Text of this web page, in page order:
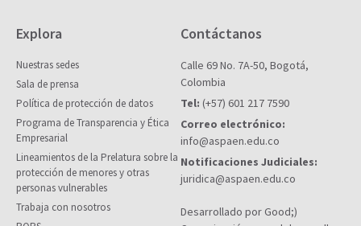
Explora
Nuestras sedes
Sala de prensa
Política de protección de datos
Programa de Transparencia y Ética
Empresarial
Lineamientos de la Prelatura sobre la
protección de menores y otras
personas vulnerables
Trabaja con nosotros
Contáctanos
Calle 69 No. 7A-50, Bogotá,
Colombia
Tel: (+57) 601 217 7590
Correo electrónico:
info@aspaen.edu.co
Notificaciones Judiciales:
juridica@aspaen.edu.co
Desarrollado por Good;)